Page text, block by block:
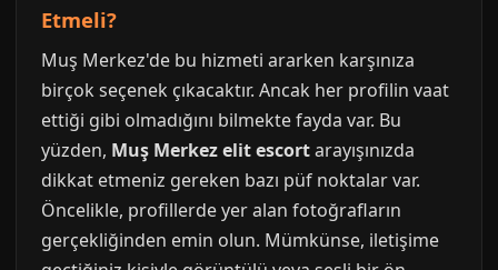
Etmeli?
Muş Merkez'de bu hizmeti ararken karşınıza
birçok seçenek çıkacaktır. Ancak her profilin vaat
ettiği gibi olmadığını bilmekte fayda var. Bu
yüzden, Muş Merkez elit escortarayışınızda
dikkat etmeniz gereken bazı püf noktalar var.
Öncelikle, profillerde yer alan fotoğrafların
gerçekliğinden emin olun. Mümkünse, iletişime